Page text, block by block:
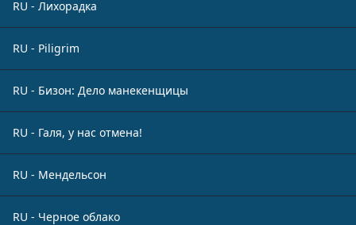
RU - Лихорадка
RU - Piligrim
RU - Бизон: Дело манекенщицы
RU - Галя, у нас отмена!
RU - Мендельсон
RU - Черное облако